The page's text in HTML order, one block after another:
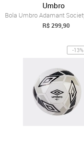
Umbro
R$ 299,90
-13%